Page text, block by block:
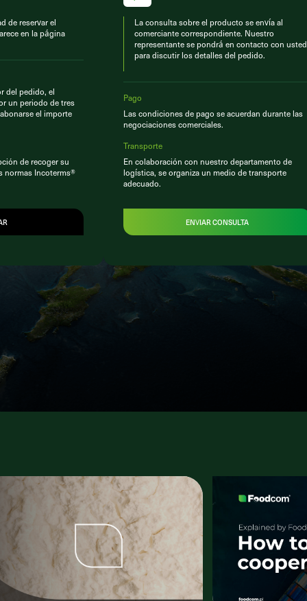
de reservar el
en la página
del pedido, el
un periodo de tres
el importe
de recoger su
normas Incoterms®
La consulta sobre el producto se envía al
comerciante correspondiente. Nuestro
representante se pondrá en contacto con usted
para discutir los detalles del pedido.
Pago
Las condiciones de pago se acuerdan durante las
negociaciones comerciales.
Transporte
En colaboración con nuestro departamento de
logística, se organiza un medio de transporte
adecuado.
ENVIAR CONSULTA